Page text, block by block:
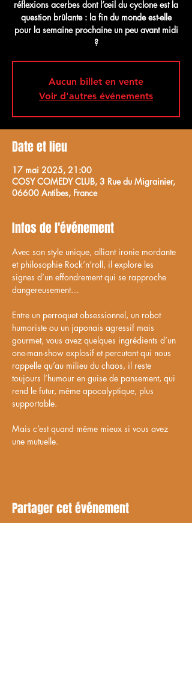
réflexions acerbes dont l’œil du cyclone est la
question brûlante : la fin du monde est-elle
pour la semaine prochaine un peu avant midi
?
Aucun billet en vente
Voir d'autres événements
Date et lieu
17 mai 2025, 21:00
COSY COMEDY CLUB, 3 Rue du Migrainier,
06600 Antibes, France
Infos de l'événement
Avec son style unique, alliant ironie mordante
et philosophie Rock’n’roll, il explore les
signes d’un effondrement qui se rapproche
dangereusement…
Entre un perroquet obsessionnel, un robot
humoriste ou un japonais agressif mais
gourmet, vous avez quelques ingrédients d’un
one-man-show explosif et percutant qui nous
rappelle qu’au milieu du chaos, il reste
toujours l’humour en guise de pansement, qui
rend le futur, même apocalyptique, plus
supportable.
Mais c’est quand même mieux si vous avez
une mutuelle.
Partager cet événement